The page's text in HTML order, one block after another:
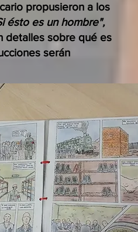
propusieron a los
ésto es un hombre",
detalles sobre qué es
serán